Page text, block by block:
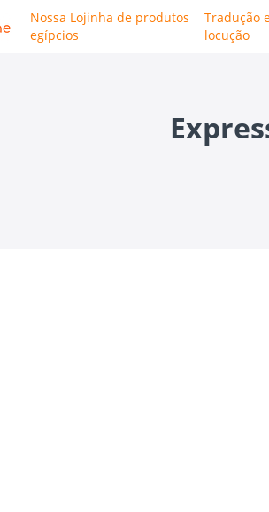
Nossa Lojinha de produtos
egípcios
Tradução
locução